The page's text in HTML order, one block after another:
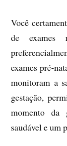
Você
de exames
exames pré-
monitoram a
gestação,
momento da
saudável e um